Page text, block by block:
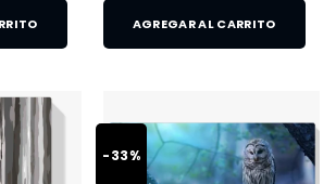
AGREGAR AL CARRITO
-33%